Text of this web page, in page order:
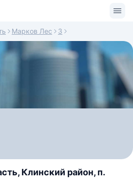
Марков Лес 3
Клинский район, п.